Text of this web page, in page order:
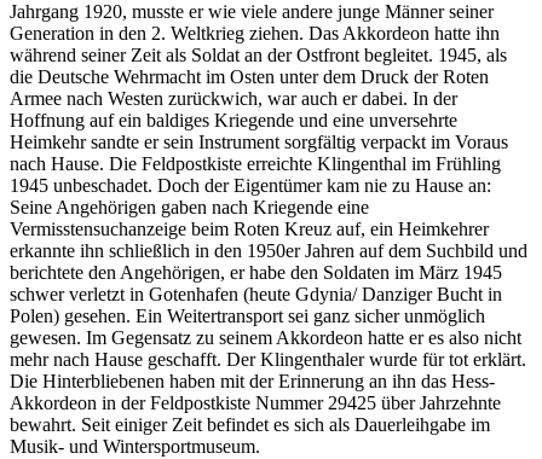
Jahrgang 1920, musste er wie viele andere junge Männer seiner
Generation in den 2. Weltkrieg ziehen. Das Akkordeon hatte ihn
während seiner Zeit als Soldat an der Ostfront begleitet. 1945, als
die Deutsche Wehrmacht im Osten unter dem Druck der Roten
Armee nach Westen zurückwich, war auch er dabei. In der
Hoffnung auf ein baldiges Kriegende und eine unversehrte
Heimkehr sandte er sein Instrument sorgfältig verpackt im Voraus
nach Hause. Die Feldpostkiste erreichte Klingenthal im Frühling
1945 unbeschadet. Doch der Eigentümer kam nie zu Hause an:
Seine Angehörigen gaben nach Kriegende eine
Vermisstensuchanzeige beim Roten Kreuz auf, ein Heimkehrer
erkannte ihn schließlich in den 1950er Jahren auf dem Suchbild und
berichtete den Angehörigen, er habe den Soldaten im März 1945
schwer verletzt in Gotenhafen (heute Gdynia/ Danziger Bucht in
Polen) gesehen. Ein Weitertransport sei ganz sicher unmöglich
gewesen. Im Gegensatz zu seinem Akkordeon hatte er es also nicht
mehr nach Hause geschafft. Der Klingenthaler wurde für tot erklärt.
Die Hinterbliebenen haben mit der Erinnerung an ihn das Hess-
Akkordeon in der Feldpostkiste Nummer 29425 über Jahrzehnte
bewahrt. Seit einiger Zeit befindet es sich als Dauerleihgabe im
Musik- und Wintersportmuseum.